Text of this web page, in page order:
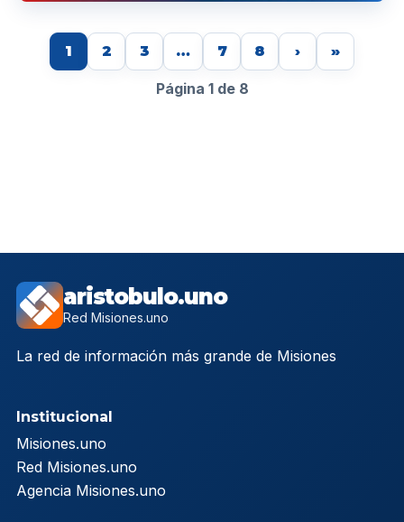
1 2 3 … 7 8 › »
Página 1 de 8
aristobulo.uno
Red Misiones.uno
La red de información más grande de Misiones
Institucional
Misiones.uno
Red Misiones.uno
Agencia Misiones.uno